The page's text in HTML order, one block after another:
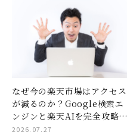
なぜ今の楽天市場はアクセス
が減るのか？Google検索エ
ンジンと楽天AIを完全攻略す
る「コンテンツページ×ショ
2026.07.27